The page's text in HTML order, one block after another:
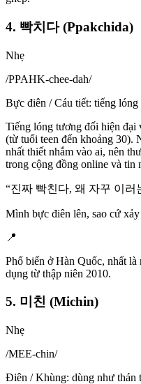
4. 빡치다 (Ppakchida)
Nhẹ
/PPAHK-chee-dah/
Bực điên / Cáu tiết: tiếng
Tiếng lóng tương đối hiện đại
(từ tuổi teen đến khoảng 30).
nhất thiết nhắm vào ai, nên
trong cộng đồng online và tin
“진짜 빡친다, 왜 자꾸 이러
Mình bực điên lên, sao cứ
📍
Phổ biến ở Hàn Quốc, nhất
dụng từ thập niên 2010.
5. 미친 (Michin)
Nhẹ
/MEE-chin/
Điên / Khùng: dùng như thán